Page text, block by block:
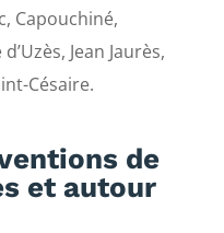
Capouchiné,
Jean Jaurès,
Césaire.
de
et autour